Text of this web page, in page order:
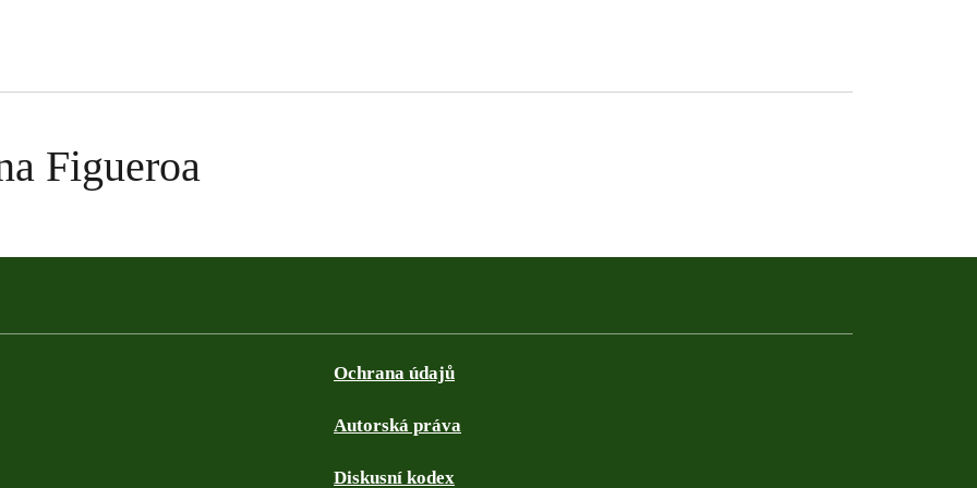
Figueroa
Ochrana údajů
Autorská práva
Diskusní kodex